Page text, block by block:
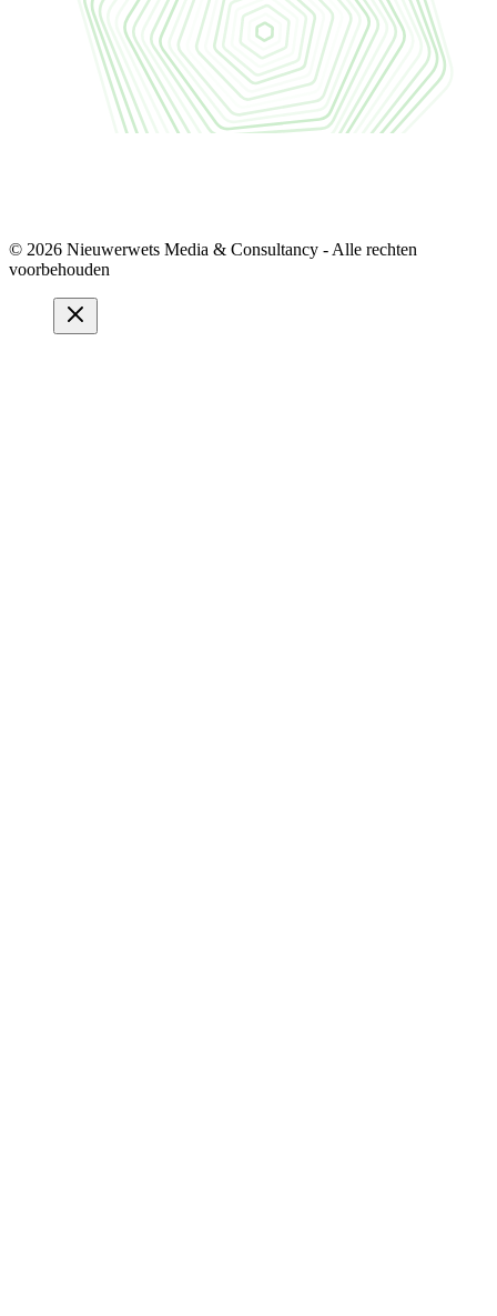
© 2026 Nieuwerwets Media & Consultancy - Alle rechten
voorbehouden